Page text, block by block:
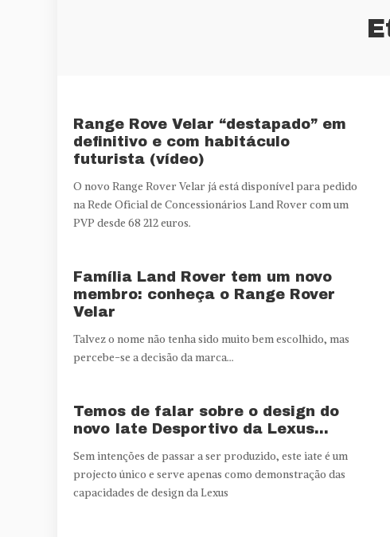
Range Rove Velar “destapado” em
definitivo e com habitáculo
futurista (vídeo)
O novo Range Rover Velar já está disponível para pedido
na Rede Oficial de Concessionários Land Rover com um
PVP desde 68 212 euros.
Família Land Rover tem um novo
membro: conheça o Range Rover
Velar
Talvez o nome não tenha sido muito bem escolhido, mas
percebe-se a decisão da marca...
Temos de falar sobre o design do
novo Iate Desportivo da Lexus…
Sem intenções de passar a ser produzido, este iate é um
projecto único e serve apenas como demonstração das
capacidades de design da Lexus